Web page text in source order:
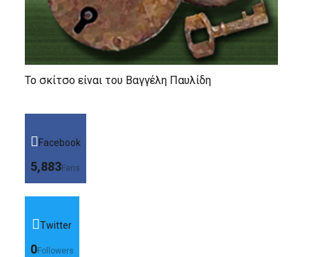
Το σκίτσο είναι του Βαγγέλη Παυλίδη
Facebook
5,883Fans
Twitter
0Followers